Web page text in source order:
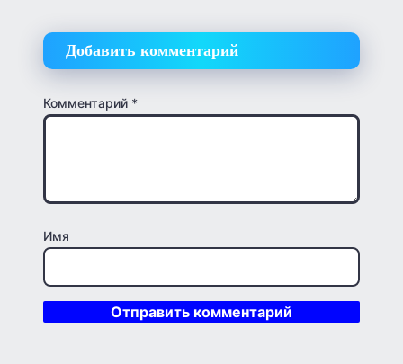
Добавить комментарий
Комментарий *
Имя